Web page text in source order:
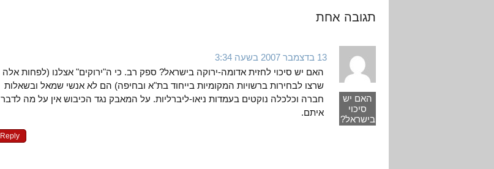
תגובה אחת
האם יש
סיכוי
בישראל?
13 בדצמבר 2007 בשעה 3:34
האם יש סיכוי לחזית אדומה-ירוקה בישראל? ספק רב. כי ה"ירוקים" אצלנו (לפחות אלה
שרצו לבחירות ברשויות המקומיות בייחוד בת"א ובחיפה) הם לא אנשי שמאל ובשאלות
חברה וכלכלה נוקטים בעמדות ניאו-ליברליות. על המאבק נגד הכיבוש אין על מה לדבר
איתם.
Reply